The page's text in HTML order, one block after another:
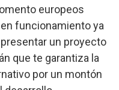
europeos
funcionamiento ya
un proyecto
que te garantiza la
por un montón